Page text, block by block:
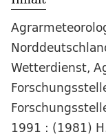
Wetterdienst,
1991 : (1981)